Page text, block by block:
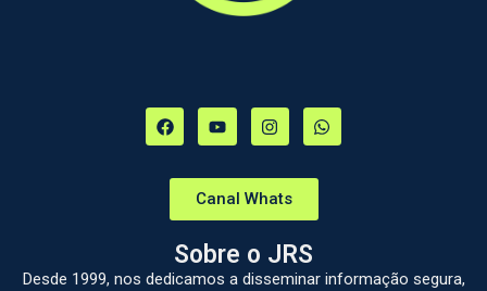
Canal Whats
Sobre o JRS
Desde 1999, nos dedicamos a disseminar informação segura,